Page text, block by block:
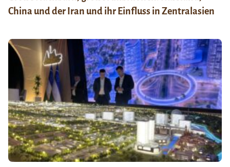
China und der Iran und ihr Einfluss in Zentralasien